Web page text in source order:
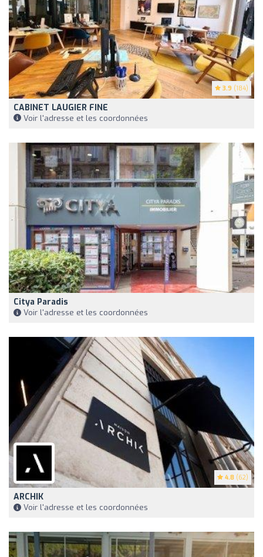
3.9 (184)
CABINET LAUGIER FINE
Voir l'adresse et les coordonnées
Citya Paradis
Voir l'adresse et les coordonnées
4.8 (62)
ARCHIK
Voir l'adresse et les coordonnées